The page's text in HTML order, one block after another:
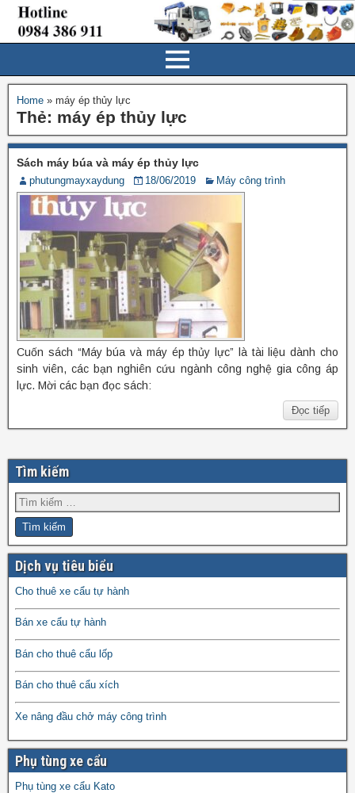
Home » máy ép thủy lực
Thẻ: máy ép thủy lực
Sách máy búa và máy ép thủy lực
phutungmayxaydung 18/06/2019 Máy công trình
Cuốn sách “Máy búa và máy ép thủy lực” là tài liệu dành cho
sinh viên, các bạn nghiên cứu ngành công nghệ gia công áp
lực. Mời các bạn đọc sách:
Đọc tiếp
Tìm kiếm
Dịch vụ tiêu biểu
Cho thuê xe cẩu tự hành
Bán xe cẩu tự hành
Bán cho thuê cẩu lốp
Bán cho thuê cẩu xích
Xe nâng đầu chở máy công trình
Phụ tùng xe cẩu
Phụ tùng xe cẩu Kato